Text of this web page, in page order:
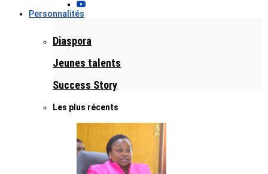
Personnalités
Diaspora
Jeunes talents
Success Story
Les plus récents